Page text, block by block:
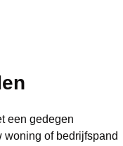
een gedegen
of bedrijfspand